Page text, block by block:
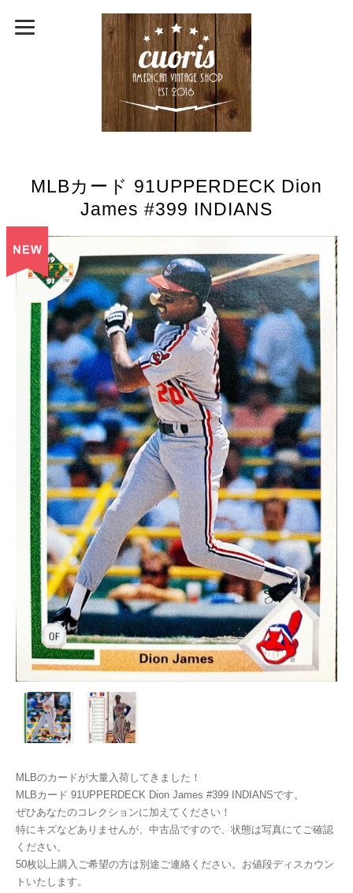
MLBカード 91UPPERDECK Dion
James #399 INDIANS
MLBのカードが大量入荷してきました！
MLBカード 91UPPERDECK Dion James #399 INDIANSです。
ぜひあなたのコレクションに加えてください！
特にキズなどありませんが、中古品ですので、状態は写真にてご確認
ください。
50枚以上購入ご希望の方は別途ご連絡ください。お値段ディスカウン
トいたします。